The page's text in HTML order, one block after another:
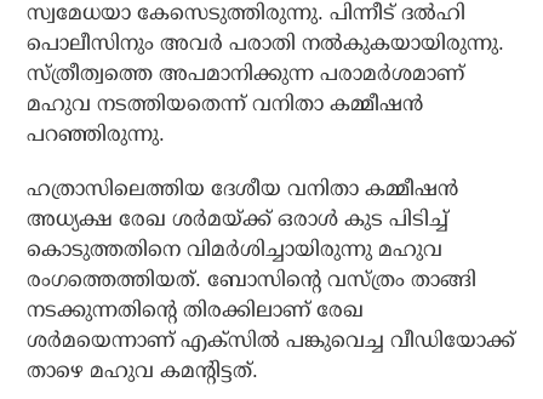
സ്വമേധയാ കേസെടുത്തിരുന്നു. പിന്നീട് ദല്‍ഹി
പൊലീസിനും അവര്‍ പരാതി നല്‍കുകയായിരുന്നു.
സ്ത്രീത്വത്തെ അപമാനിക്കുന്ന പരാമര്‍ശമാണ്
മഹുവ നടത്തിയതെന്ന് വനിതാ കമ്മീഷന്‍
പറഞ്ഞിരുന്നു.
ഹത്രാസിലെത്തിയ ദേശീയ വനിതാ കമ്മീഷന്‍
അധ്യക്ഷ രേഖ ശര്‍മയ്ക്ക് ഒരാള്‍ കുട പിടിച്ച്
കൊടുത്തതിനെ വിമര്‍ശിച്ചായിരുന്നു മഹുവ
രംഗത്തെത്തിയത്. ബോസിന്റെ വസ്ത്രം താങ്ങി
നടക്കുന്നതിന്റെ തിരക്കിലാണ് രേഖ
ശര്‍മയെന്നാണ് എക്‌സില്‍ പങ്കുവെച്ച വീഡിയോക്ക്
താഴെ മഹുവ കമന്റിട്ടത്.